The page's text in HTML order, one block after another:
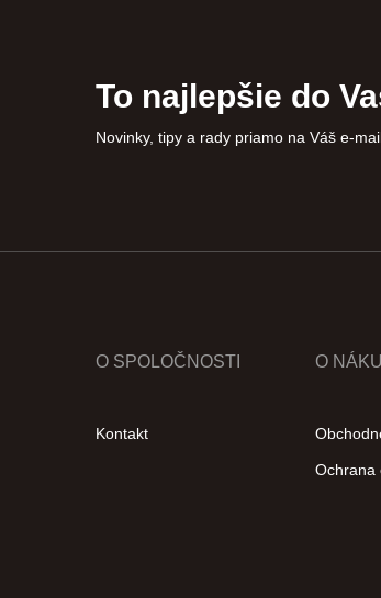
To najlepšie do
Novinky, tipy a rady priamo na Váš e-
O SPOLOČNOSTI
Kontakt
O
Ochrana